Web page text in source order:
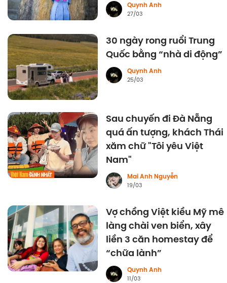
Quynh Anh
27/03
30 ngày rong ruổi Trung
Quốc bằng “nhà di động”
Quynh Anh
25/03
Sau chuyến đi Đà Nẵng
quá ấn tượng, khách Thái
xăm chữ "Tôi yêu Việt
Nam"
Mai Anh Nguyễn
19/03
Vợ chồng Việt kiều Mỹ mê
làng chài ven biển, xây
liền 3 căn homestay để
“chữa lành”
Quynh Anh
11/03